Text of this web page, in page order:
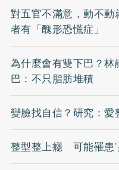
對五官不滿意，動不動
者有「醜形恐慌症」
為什麼會有雙下巴？
巴：不只脂肪堆積
變臉找自信？研究：愛
整型整上癮 可能罹患”